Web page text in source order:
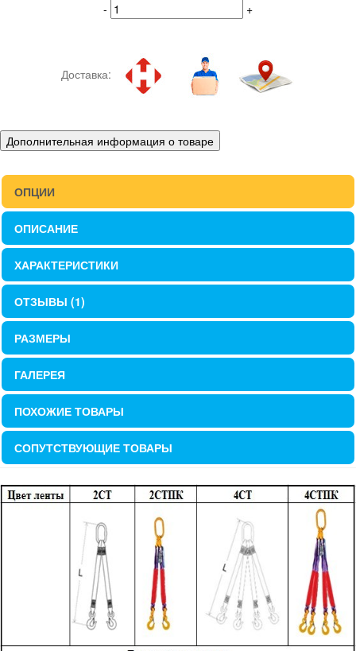
-
+
Доставка:
Дополнительная информация о товаре
ОПЦИИ
ОПИСАНИЕ
ХАРАКТЕРИСТИКИ
ОТЗЫВЫ (1)
РАЗМЕРЫ
ГАЛЕРЕЯ
ПОХОЖИЕ ТОВАРЫ
СОПУТСТВУЮЩИЕ ТОВАРЫ